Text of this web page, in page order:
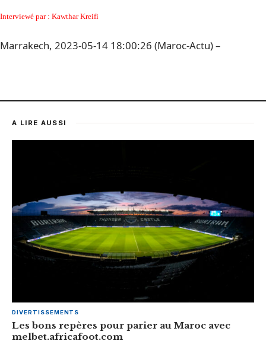
Interviewé par : Kawthar Kreifi
Marrakech, 2023-05-14 18:00:26 (Maroc-Actu) –
A LIRE AUSSI
DIVERTISSEMENTS
Les bons repères pour parier au Maroc avec
melbet.africafoot.com